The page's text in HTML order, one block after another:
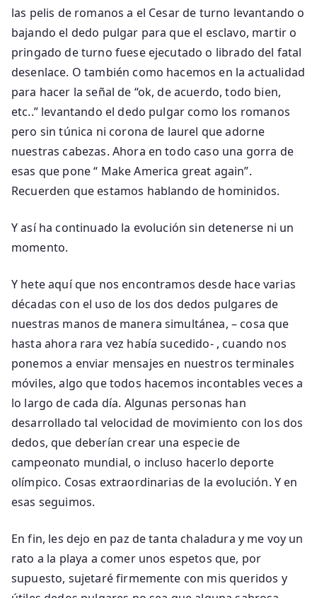
las pelis de romanos a el Cesar de turno levantando o
bajando el dedo pulgar para que el esclavo, martir o
pringado de turno fuese ejecutado o librado del fatal
desenlace. O también como hacemos en la actualidad
para hacer la señal de “ok, de acuerdo, todo bien,
etc..” levantando el dedo pulgar como los romanos
pero sin túnica ni corona de laurel que adorne
nuestras cabezas. Ahora en todo caso una gorra de
esas que pone “ Make America great again”.
Recuerden que estamos hablando de hominidos.
Y así ha continuado la evolución sin detenerse ni un
momento.
Y hete aquí que nos encontramos desde hace varias
décadas con el uso de los dos dedos pulgares de
nuestras manos de manera simultánea, – cosa que
hasta ahora rara vez había sucedido- , cuando nos
ponemos a enviar mensajes en nuestros terminales
móviles, algo que todos hacemos incontables veces a
lo largo de cada día. Algunas personas han
desarrollado tal velocidad de movimiento con los dos
dedos, que deberían crear una especie de
campeonato mundial, o incluso hacerlo deporte
olímpico. Cosas extraordinarias de la evolución. Y en
esas seguimos.
En fin, les dejo en paz de tanta chaladura y me voy un
rato a la playa a comer unos espetos que, por
supuesto, sujetaré firmemente con mis queridos y